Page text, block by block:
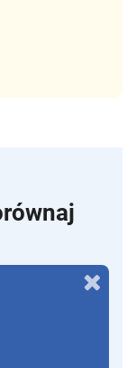
opłat